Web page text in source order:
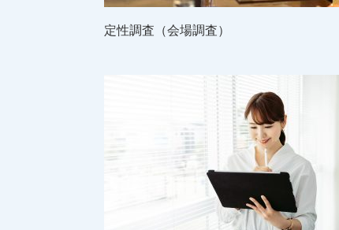
定性調査（会場調査）